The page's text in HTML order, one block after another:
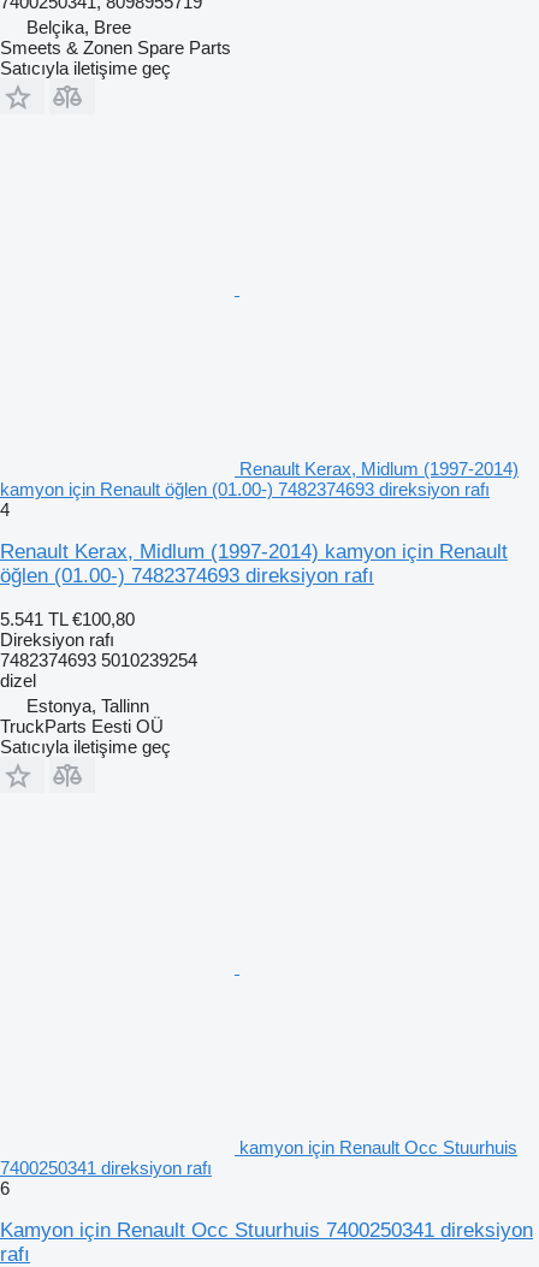
Belçika, Bree
Smeets & Zonen Spare Parts
Satıcıyla iletişime geç
Renault Kerax, Midlum (1997-2014)
kamyon için Renault öğlen (01.00-) 7482374693 direksiyon rafı
4
Renault Kerax, Midlum (1997-2014) kamyon için Renault
öğlen (01.00-) 7482374693 direksiyon rafı
5.541 TL €100,80
Direksiyon rafı
7482374693 5010239254
dizel
Estonya, Tallinn
TruckParts Eesti OÜ
Satıcıyla iletişime geç
kamyon için Renault Occ Stuurhuis
7400250341 direksiyon rafı
6
Kamyon için Renault Occ Stuurhuis 7400250341 direksiyon
rafı